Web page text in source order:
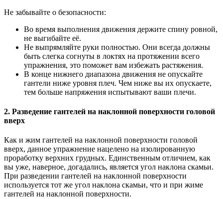
Не забывайте о безопасности:
Во время выполнения движения держите спину ровной,
не выгибайте её.
Не выпрямляйте руки полностью. Они всегда должны
быть слегка согнуты в локтях на протяжении всего
упражнения, это поможет вам избежать растяжения.
В конце нижнего диапазона движения не опускайте
гантели ниже уровня плеч. Чем ниже вы их опускаете,
тем больше напряжения испытывают ваши плечи.
2. Разведение гантелей на наклонной поверхности головой
вверх
Как и жим гантелей на наклонной поверхности головой
вверх, данное упражнение нацелено на изолированную
проработку верхних грудных. Единственным отличием, как
вы уже, наверное, догадались, является угол наклона скамьи.
При разведении гантелей на наклонной поверхности
используется тот же угол наклона скамьи, что и при жиме
гантелей на наклонной поверхности.